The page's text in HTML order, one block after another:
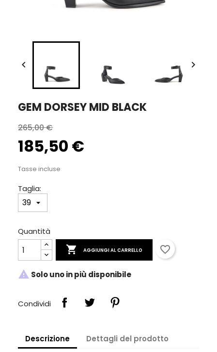
Crea lista dei desideri
Accedi
 
GEM DORSEY MID BLACK
265,00 €
185,50 €
Tasse incluse
Taglia:
Quantità
 AGGIUNGI AL CARRELLO favorite_border
 Solo uno in più disponibile
Condividi
Descrizione Dettagli del prodotto